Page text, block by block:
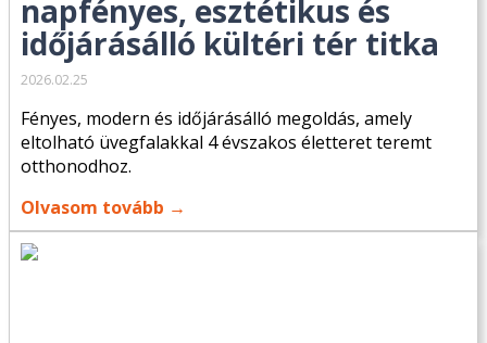
napfényes, esztétikus és
időjárásálló kültéri tér titka
2026.02.25
Fényes, modern és időjárásálló megoldás, amely
eltolható üvegfalakkal 4 évszakos életteret teremt
otthonodhoz.
Olvasom tovább →